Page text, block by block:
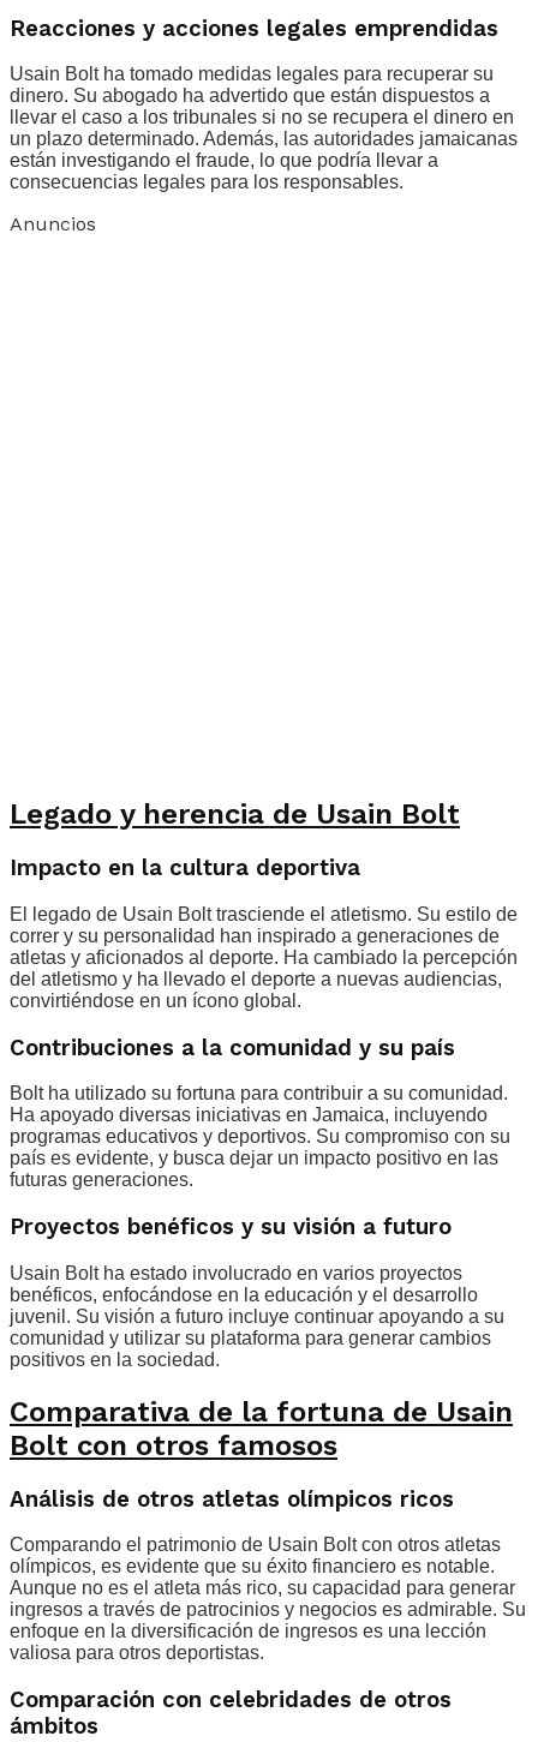
Reacciones y acciones legales emprendidas
Usain Bolt ha tomado medidas legales para recuperar su
dinero. Su abogado ha advertido que están dispuestos a
llevar el caso a los tribunales si no se recupera el dinero en
un plazo determinado. Además, las autoridades jamaicanas
están investigando el fraude, lo que podría llevar a
consecuencias legales para los responsables.
Anuncios
Legado y herencia de Usain Bolt
Impacto en la cultura deportiva
El legado de Usain Bolt trasciende el atletismo. Su estilo de
correr y su personalidad han inspirado a generaciones de
atletas y aficionados al deporte. Ha cambiado la percepción
del atletismo y ha llevado el deporte a nuevas audiencias,
convirtiéndose en un ícono global.
Contribuciones a la comunidad y su país
Bolt ha utilizado su fortuna para contribuir a su comunidad.
Ha apoyado diversas iniciativas en Jamaica, incluyendo
programas educativos y deportivos. Su compromiso con su
país es evidente, y busca dejar un impacto positivo en las
futuras generaciones.
Proyectos benéficos y su visión a futuro
Usain Bolt ha estado involucrado en varios proyectos
benéficos, enfocándose en la educación y el desarrollo
juvenil. Su visión a futuro incluye continuar apoyando a su
comunidad y utilizar su plataforma para generar cambios
positivos en la sociedad.
Comparativa de la fortuna de Usain
Bolt con otros famosos
Análisis de otros atletas olímpicos ricos
Comparando el patrimonio de Usain Bolt con otros atletas
olímpicos, es evidente que su éxito financiero es notable.
Aunque no es el atleta más rico, su capacidad para generar
ingresos a través de patrocinios y negocios es admirable. Su
enfoque en la diversificación de ingresos es una lección
valiosa para otros deportistas.
Comparación con celebridades de otros
ámbitos